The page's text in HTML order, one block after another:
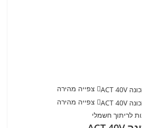
צפייה מהירה
צפייה מהירה
לריתוך חשמלי